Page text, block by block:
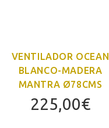
VENTILADOR OCEAN
BLANCO-MADERA
MANTRA Ø78CMS
225,00€